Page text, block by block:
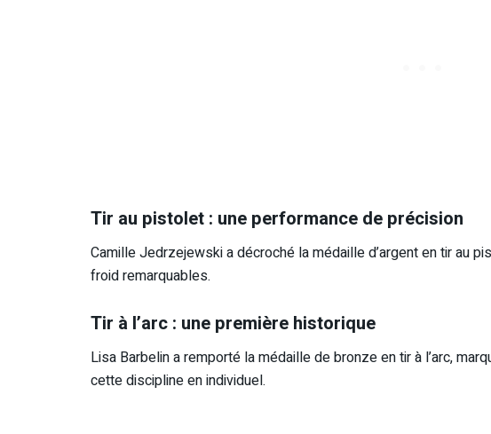
Tir au pistolet : une performance de précision
Camille Jedrzejewski a décroché la médaille d’argent en tir au
froid remarquables.
Tir à l’arc : une première historique
Lisa Barbelin a remporté la médaille de bronze en tir à l’arc,
cette discipline en individuel.